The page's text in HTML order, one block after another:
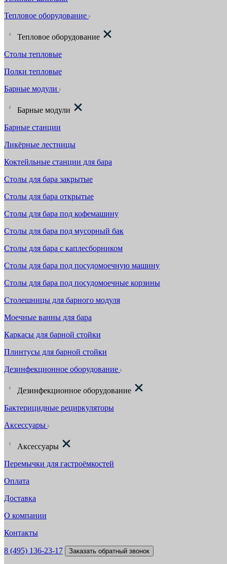
Тепловое оборудование
Тепловое оборудование
Столы тепловые
Полки тепловые
Барные модули
Барные модули
Барные станции
Ликёрные лестницы
Коктейльные станции для бара
Столы для бара закрытые
Столы для бара открытые
Столы для бара под кофемашину
Столы для бара под мусорный бак
Столы для бара с каплесборником
Столы для бара под посудомоечную машину
Столы для бара под посудомоечные корзины
Столешницы для барного модуля
Моечные ванны для бара
Каркасы для барной стойки
Плинтусы для барной стойки
Дезинфекционное оборудование
Дезинфекционное оборудование
Бактерицидные рециркуляторы
Аксессуары
Аксессуары
Перемычки для гастроёмкостей
Оплата
Доставка
О компании
Контакты
8 (495) 136-23-17 Заказать обратный звонок